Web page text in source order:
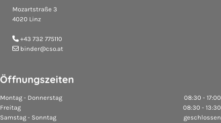
Mozartstraße 3
4020 Linz
 +43 732 775110
 binder@cso.at
Öffnungszeiten
Montag - Donnerstag
08:30 - 17:00
Freitag
08:30 - 13:30
Samstag - Sonntag
geschlossen